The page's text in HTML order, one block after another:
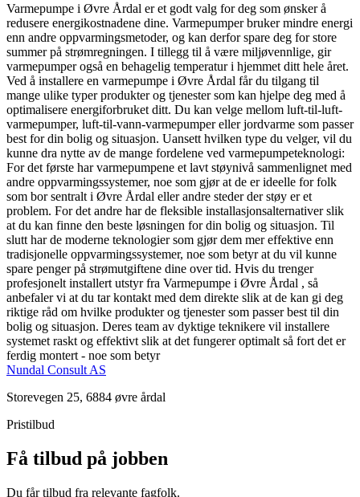
Varmepumpe i Øvre Årdal er et godt valg for deg som ønsker å
redusere energikostnadene dine. Varmepumper bruker mindre energi
enn andre oppvarmingsmetoder, og kan derfor spare deg for store
summer på strømregningen. I tillegg til å være miljøvennlige, gir
varmepumper også en behagelig temperatur i hjemmet ditt hele året.
Ved å installere en varmepumpe i Øvre Årdal får du tilgang til
mange ulike typer produkter og tjenester som kan hjelpe deg med å
optimalisere energiforbruket ditt. Du kan velge mellom luft-til-luft-
varmepumper, luft-til-vann-varmepumper eller jordvarme som passer
best for din bolig og situasjon. Uansett hvilken type du velger, vil du
kunne dra nytte av de mange fordelene ved varmepumpeteknologi:
For det første har varmepumpene et lavt støynivå sammenlignet med
andre oppvarmingssystemer, noe som gjør at de er ideelle for folk
som bor sentralt i Øvre Årdal eller andre steder der støy er et
problem. For det andre har de fleksible installasjonsalternativer slik
at du kan finne den beste løsningen for din bolig og situasjon. Til
slutt har de moderne teknologier som gjør dem mer effektive enn
tradisjonelle oppvarmingssystemer, noe som betyr at du vil kunne
spare penger på strømutgiftene dine over tid. Hvis du trenger
profesjonelt installert utstyr fra Varmepumpe i Øvre Årdal , så
anbefaler vi at du tar kontakt med dem direkte slik at de kan gi deg
riktige råd om hvilke produkter og tjenester som passer best til din
bolig og situasjon. Deres team av dyktige teknikere vil installere
systemet raskt og effektivt slik at det fungerer optimalt så fort det er
ferdig montert - noe som betyr
Nundal Consult AS
Storevegen 25, 6884 øvre årdal
Pristilbud
Få tilbud på jobben
Du får tilbud fra relevante fagfolk.